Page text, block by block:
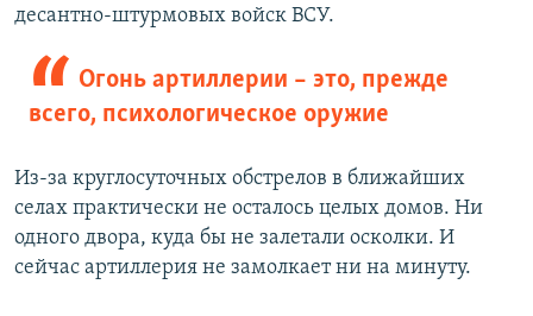
десантно-штурмовых войск ВСУ.
Огонь артиллерии – это, прежде
всего, психологическое оружие
Из-за круглосуточных обстрелов в ближайших
селах практически не осталось целых домов. Ни
одного двора, куда бы не залетали осколки. И
сейчас артиллерия не замолкает ни на минуту.